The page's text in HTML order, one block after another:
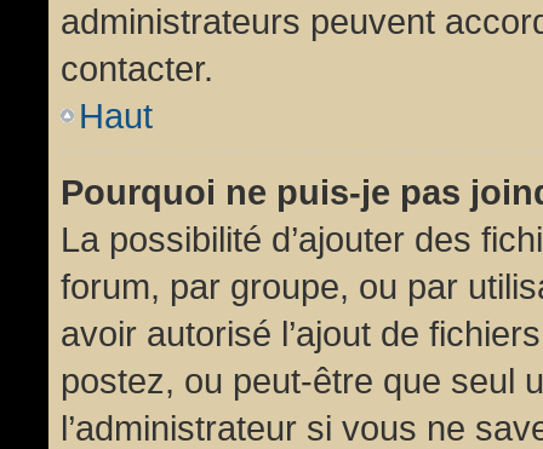
administrateurs peuvent
contacter.
Haut
Pourquoi ne puis-je pas
La possibilité d’ajouter des
forum, par groupe, ou par
avoir autorisé l’ajout de
postez, ou peut-être que seul
l’administrateur si vous ne